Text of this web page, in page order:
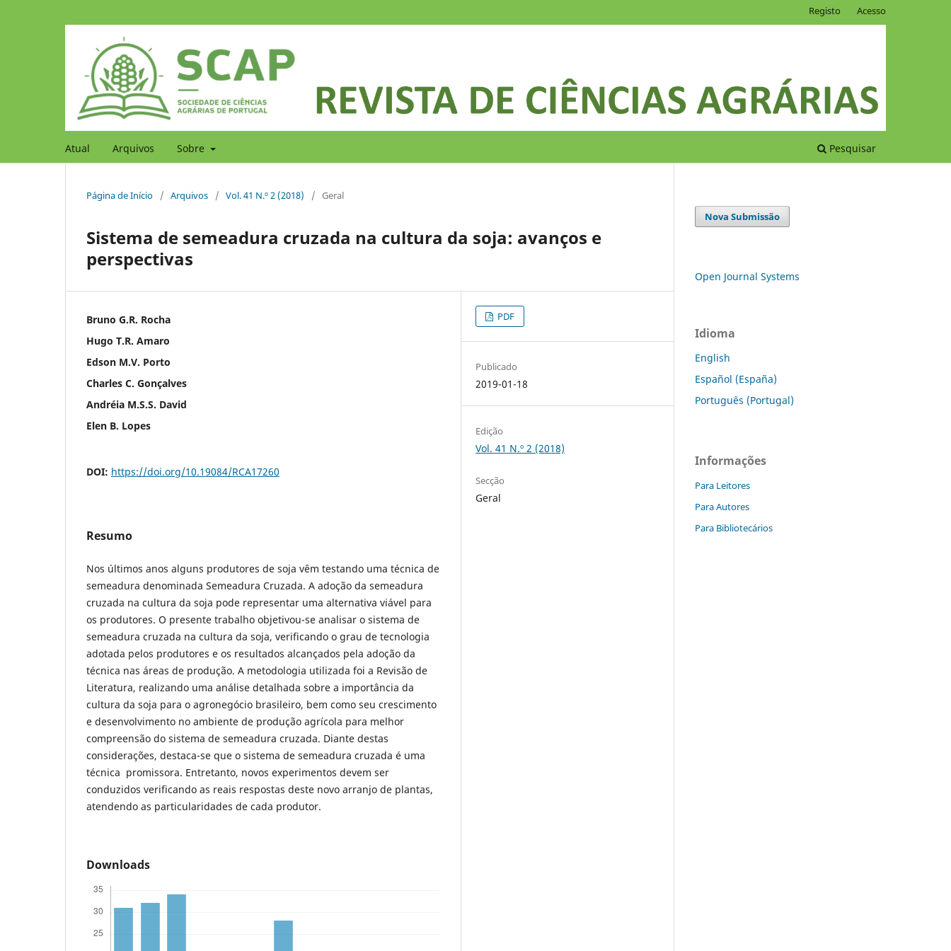
Atual Arquivos Sobre Pesquisar
Registo Acesso
Página de Início / Arquivos / Vol. 41 N.º 2 (2018) / Geral
Sistema de semeadura cruzada na cultura da soja: avanços e
perspectivas
Bruno G.R. Rocha
Hugo T.R. Amaro
Edson M.V. Porto
Charles C. Gonçalves
Andréia M.S.S. David
Elen B. Lopes
DOI: https://doi.org/10.19084/RCA17260
Resumo
Nos últimos anos alguns produtores de soja vêm testando uma técnica de
semeadura denominada Semeadura Cruzada. A adoção da semeadura
cruzada na cultura da soja pode representar uma alternativa viável para
os produtores. O presente trabalho objetivou-se analisar o sistema de
semeadura cruzada na cultura da soja, verificando o grau de tecnologia
adotada pelos produtores e os resultados alcançados pela adoção da
técnica nas áreas de produção. A metodologia utilizada foi a Revisão de
Literatura, realizando uma análise detalhada sobre a importância da
cultura da soja para o agronegócio brasileiro, bem como seu crescimento
e desenvolvimento no ambiente de produção agrícola para melhor
compreensão do sistema de semeadura cruzada. Diante destas
considerações, destaca-se que o sistema de semeadura cruzada é uma
técnica promissora. Entretanto, novos experimentos devem ser
conduzidos verificando as reais respostas deste novo arranjo de plantas,
atendendo as particularidades de cada produtor.
Downloads
PDF
Publicado
2019-01-18
Edição
Vol. 41 N.º 2 (2018)
Secção
Geral
Nova Submissão
Open Journal Systems
Idioma
English
Español (España)
Português (Portugal)
Informações
Para Leitores
Para Autores
Para Bibliotecários